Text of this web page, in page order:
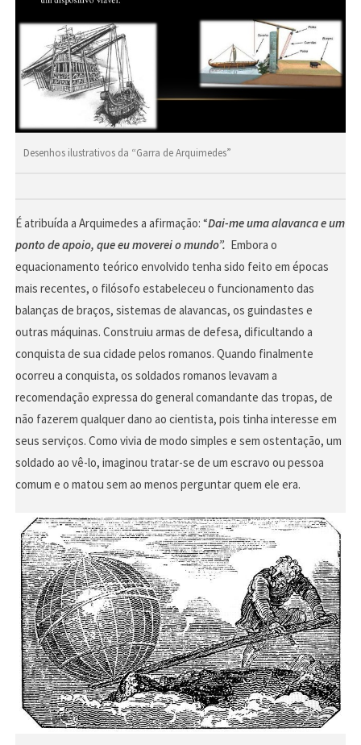
Desenhos ilustrativos da “Garra de Arquimedes”
É atribuída a Arquimedes a afirmação: “Dai-me uma alavanca e um
ponto de apoio, que eu moverei o mundo”. Embora o
equacionamento teórico envolvido tenha sido feito em épocas
mais recentes, o filósofo estabeleceu o funcionamento das
balanças de braços, sistemas de alavancas, os guindastes e
outras máquinas. Construiu armas de defesa, dificultando a
conquista de sua cidade pelos romanos. Quando finalmente
ocorreu a conquista, os soldados romanos levavam a
recomendação expressa do general comandante das tropas, de
não fazerem qualquer dano ao cientista, pois tinha interesse em
seus serviços. Como vivia de modo simples e sem ostentação, um
soldado ao vê-lo, imaginou tratar-se de um escravo ou pessoa
comum e o matou sem ao menos perguntar quem ele era.